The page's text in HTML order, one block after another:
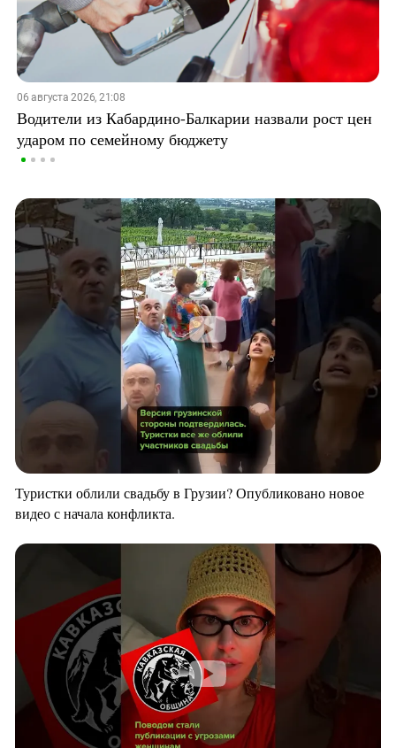
06 августа 2026, 21:08
Водители из Кабардино-Балкарии назвали рост цен
ударом по семейному бюджету
Туристки облили свадьбу в Грузии? Опубликовано новое
видео с начала конфликта.